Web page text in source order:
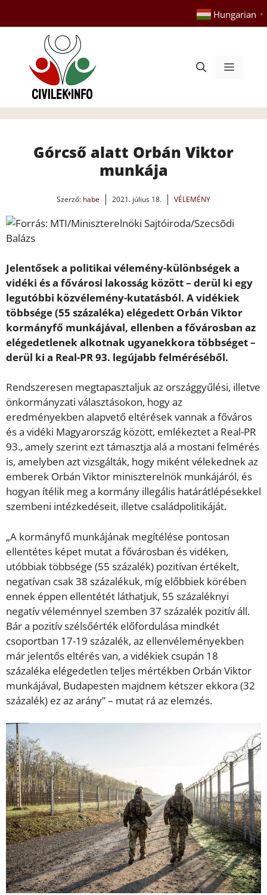
tartalomba
Hungarian ▼
Menü
Górcső alatt Orbán Viktor
munkája
Szerző: habe 2021. július 18. VÉLEMÉNY
Jelentősek a politikai vélemény-különbségek a
vidéki és a fővárosi lakosság között – derül ki egy
legutóbbi közvélemény-kutatásból. A vidékiek
többsége (55 százaléka) elégedett Orbán Viktor
kormányfő munkájával, ellenben a fővárosban az
elégedetlenek alkotnak ugyanekkora többséget –
derül ki a Real-PR 93. legújabb felméréséből.
Rendszeresen megtapasztaljuk az országgyűlési, illetve
önkormányzati választásokon, hogy az
eredményekben alapvető eltérések vannak a főváros
és a vidéki Magyarország között, emlékeztet a Real-PR
93., amely szerint ezt támasztja alá a mostani felmérés
is, amelyben azt vizsgálták, hogy miként vélekednek az
emberek Orbán Viktor miniszterelnök munkájáról, és
hogyan ítélik meg a kormány illegális határátlépésekkel
szembeni intézkedéseit, illetve családpolitikáját.
„A kormányfő munkájának megítélése pontosan
ellentétes képet mutat a fővárosban és vidéken,
utóbbiak többsége (55 százalék) pozitívan értékelt,
negatívan csak 38 százalékuk, míg előbbiek körében
ennek éppen ellentétét láthatjuk, 55 százaléknyi
negatív véleménnyel szemben 37 százalék pozitív áll.
Bár a pozitív szélsőérték előfordulása mindkét
csoportban 17-19 százalék, az ellenvéleményekben
már jelentős eltérés van, a vidékiek csupán 18
százaléka elégedetlen teljes mértékben Orbán Viktor
munkájával, Budapesten majdnem kétszer ekkora (32
százalék) ez az arány” – mutat rá az elemzés.